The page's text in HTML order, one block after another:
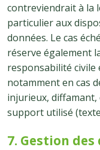
contreviendrait à la
particulier aux
données. Le cas
réserve également
responsabilité civile
notamment en cas
injurieux,
support utilisé
7. Gestion